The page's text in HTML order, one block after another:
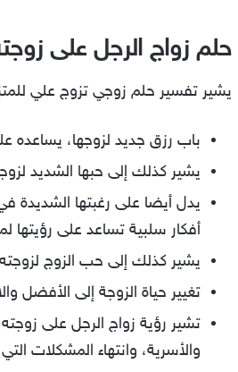
حلم زواج الرجل على
يشير تفسير حلم زوجي تزوج علي
باب رزق جديد لزوجها، يساعده
يشير كذلك إلى حبها الشديد
يدل أيضا على رغبتها الشديدة
أفكار سلبية تساعد على رؤيتها
يشير كذلك إلى حب الزوج
تغيير حياة الزوجة إلى الأفضل
تشير رؤية زواج الرجل على
والأسرية، وانتهاء المشكلات